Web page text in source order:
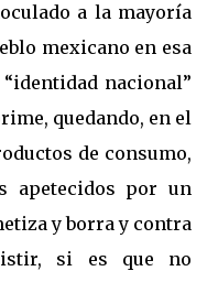
a la mayoría
mexicano en esa
nacional”
quedando, en el
de consumo,
apetecidos por un
y borra y contra
si es que no